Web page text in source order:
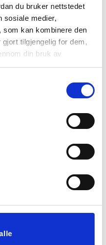
du bruker nettstedet
sosiale medier,
som kan kombinere den
tilgjengelig for dem,
din bruk av
49,90
SERVIETT DEER
Vis mer